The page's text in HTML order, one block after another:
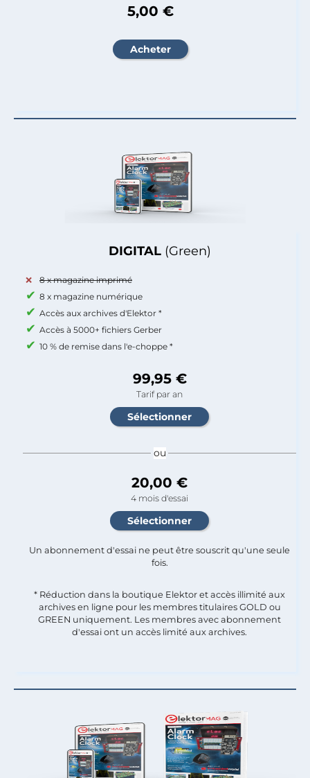
DIGITAL (Green)
8 x magazine imprimé
8 x magazine numérique
Accès aux archives d'Elektor *
Accès à 5000+ fichiers Gerber
10 % de remise dans l'e-choppe *
99,95 €
Tarif par an
ou
20,00 €
4 mois d'essai
Un abonnement d'essai ne peut être souscrit qu'une seule
fois.​
* Réduction dans la boutique Elektor et accès illimité aux
archives en ligne pour les membres titulaires GOLD ou
GREEN uniquement. Les membres avec abonnement
d'essai ont un accès limité aux archives.
5,00 €